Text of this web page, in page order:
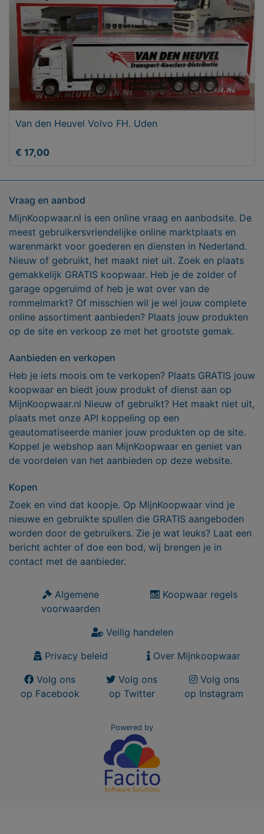
Van den Heuvel Volvo FH. Uden
€ 17,00
Vraag en aanbod
MijnKoopwaar.nl is een online vraag en aanbodsite. De
meest gebruikersvriendelijke online marktplaats en
warenmarkt voor goederen en diensten in Nederland.
Nieuw of gebruikt, het maakt niet uit. Zoek en plaats
gemakkelijk GRATIS koopwaar. Heb je de zolder of
garage opgeruimd of heb je wat over van de
rommelmarkt? Of misschien wil je wel jouw complete
online assortiment aanbieden? Plaats jouw produkten
op de site en verkoop ze met het grootste gemak.
Aanbieden en verkopen
Heb je iets moois om te verkopen? Plaats GRATIS jouw
koopwaar en biedt jouw produkt of dienst aan op
MijnKoopwaar.nl Nieuw of gebruikt? Het maakt niet uit,
plaats met onze API koppeling op een
geautomatiseerde manier jouw produkten op de site.
Koppel je webshop aan MijnKoopwaar en geniet van
de voordelen van het aanbieden op deze website.
Kopen
Zoek en vind dat koopje. Op MijnKoopwaar vind je
nieuwe en gebruikte spullen die GRATIS aangeboden
worden door de gebruikers. Zie je wat leuks? Laat een
bericht achter of doe een bod, wij brengen je in
contact met de aanbieder.
Algemene
voorwaarden
Koopwaar regels
Veilig handelen
Privacy beleid
Over Mijnkoopwaar
Volg ons
op Facebook
Volg ons
op Twitter
Volg ons
op Instagram
Powered by